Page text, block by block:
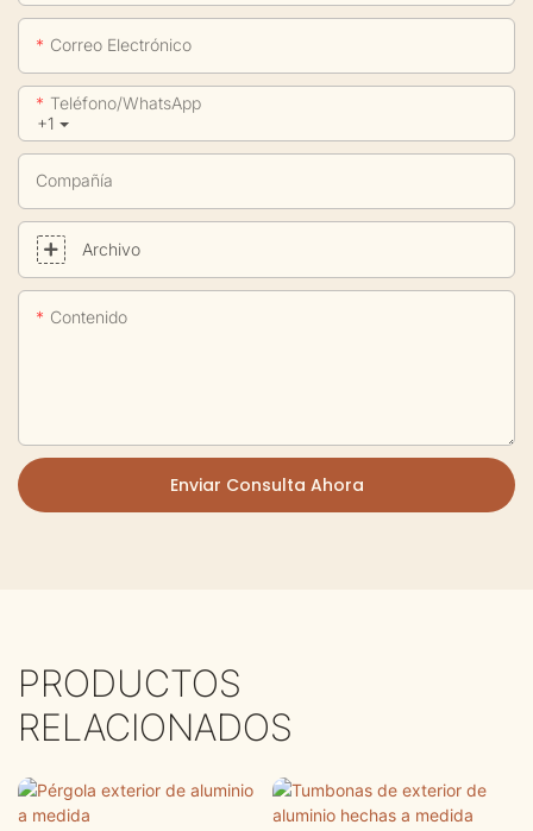
Correo Electrónico
+1
Teléfono/WhatsApp
Compañía
Archivo
Contenido
Enviar Consulta Ahora
PRODUCTOS
RELACIONADOS